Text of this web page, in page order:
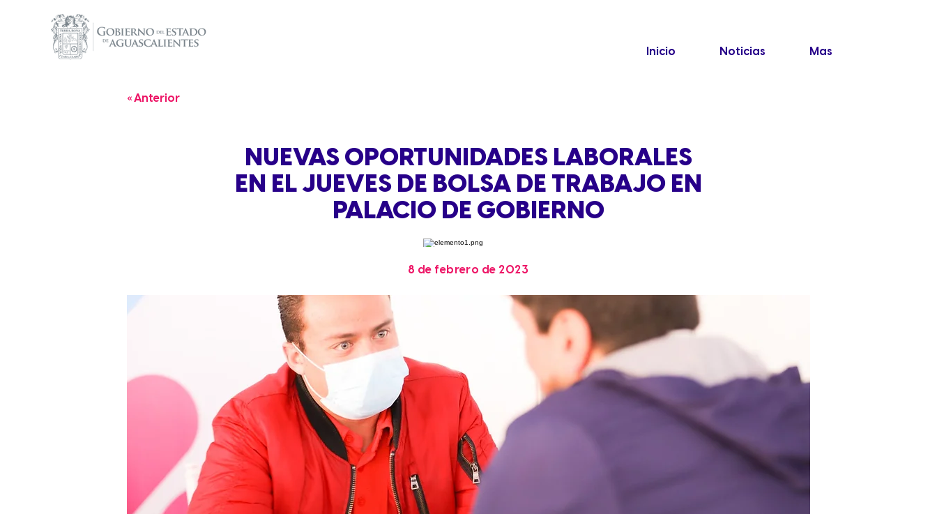
Inicio Noticias Mas
« Anterior
NUEVAS OPORTUNIDADES LABORALES
EN EL JUEVES DE BOLSA DE TRABAJO EN
PALACIO DE GOBIERNO
8 de febrero de 2023